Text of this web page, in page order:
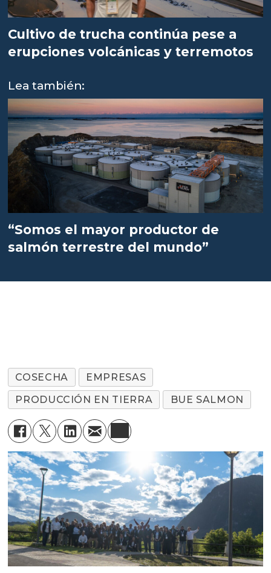
Cultivo de trucha continúa pese a
erupciones volcánicas y terremotos
Lea también:
“Somos el mayor productor de
salmón terrestre del mundo”
COSECHA
EMPRESAS
PRODUCCIÓN EN TIERRA
BUE SALMON